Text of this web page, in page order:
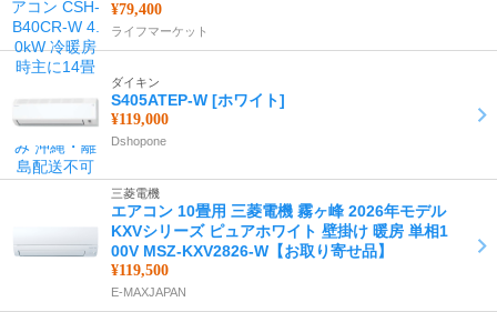
¥79,400
ライフマーケット
ダイキン
S405ATEP-W [ホワイト]
¥119,000
Dshopone
三菱電機
エアコン 10畳用 三菱電機 霧ヶ峰 2026年モデル
KXVシリーズ ピュアホワイト 壁掛け 暖房 単相1
00V MSZ-KXV2826-W【お取り寄せ品】
¥119,500
E-MAXJAPAN